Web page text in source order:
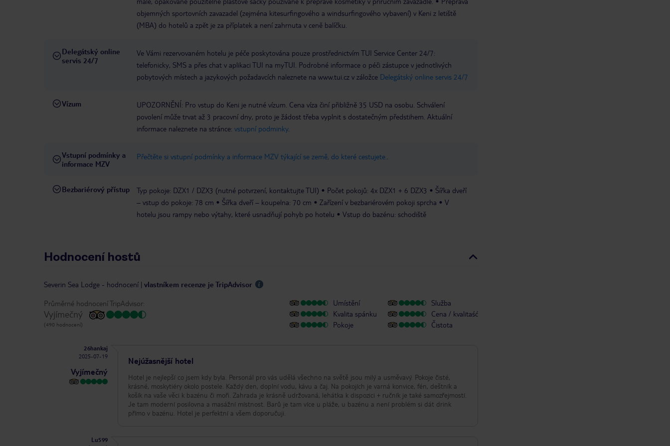
objemných sportovních zavazadel (zejména kitesurfingového a windsurfingového vybavení) v Keni z letiště
(MBA) do hotelů a zpět je za příplatek a není zahrnuta v ceně balíčku.
Delegátský online
servis 24/7
Ve Vámi rezervovaném hotelu je péče poskytována pouze prostřednictvím TUI Service Center 24/7:
telefonicky, SMS a přes chat v aplikaci TUI na myTUI. Podrobné informace o péči zástupce v jednotlivých
pobytových místech a jazykových požadavcích naleznete na www.tui.cz v záložce Delegátský online servis 24/7
Vízum
UPOZORNĚNÍ: Pro vstup do Keni je nutné vízum. Cena víza činí přibližně 35 USD na osobu. Schválení
povolení může trvat až 3 pracovní dny, proto je žádost třeba vyplnit s dostatečným předstihem. Aktuální
informace naleznete na stránce: vstupní podminky.
Vstupní podmínky a
informace MZV
Přečtěte si vstupní podmínky a informace MZV týkající se země, do které cestujete.
Bezbariérový přístup Typ pokoje: DZX1 / DZX3 (nutné potvrzení, kontaktujte TUI) Počet pokojů: 4x DZX1 + 6 DZX3
Šířka dveří
– vstup do pokoje: 78 cm
Šířka dveří – koupelna: 70 cm Zařízení v bezbariérovém pokoji sprcha
V
hotelu jsou rampy nebo výtahy, které usnadňují pohyb po hotelu
Vstup do bazénu: schodiště
Hodnocení hostů
Severin Sea Lodge - hodnocení | vlastníkem recenze je TripAdvisor
Průměrné hodnocení TripAdvisor:
Vyjímečný
(490 hodnocení)
Umístění
Kvalita spánku
Pokoje
Služba
Cena / kvalitaść
Čistota
26hankaj
2025-07-19
Vyjímečný
Nejúžasnější hotel
Hotel je nejlepší co jsem kdy byla. Personál pro vás udělá všechno na světě jsou milý a usměvavý. Pokoje čisté,
krásné, moskytiéry okolo postele. Každý den, doplní vodu, kávu a čaj. Na pokojích je varná konvice, fén, deštník a
košík na vaše věci k bazénu či moři. Zahrada je krásně udržovaná, lehátka k dispozici + ručník je také samozřejmostí.
Je tam moderní posilovna a masážní místnost. Barů je tam více u pláže, u bazénu a není problém si dát drink
přímo v bazénu. Hotel je perfektní a všem doporučuji.
Lu599